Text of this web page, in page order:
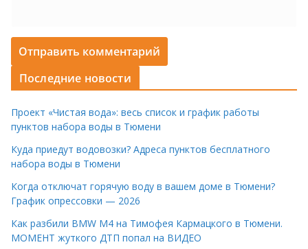
Последние новости
Проект «Чистая вода»: весь список и график работы
пунктов набора воды в Тюмени
Куда приедут водовозки? Адреса пунктов бесплатного
набора воды в Тюмени
Когда отключат горячую воду в вашем доме в Тюмени?
График опрессовки — 2026
Как разбили BMW M4 на Тимофея Кармацкого в Тюмени.
МОМЕНТ жуткого ДТП попал на ВИДЕО